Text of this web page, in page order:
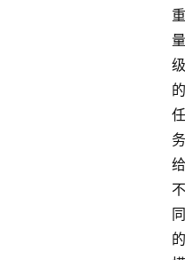
重
量
级
的
任
务
给
不
同
的